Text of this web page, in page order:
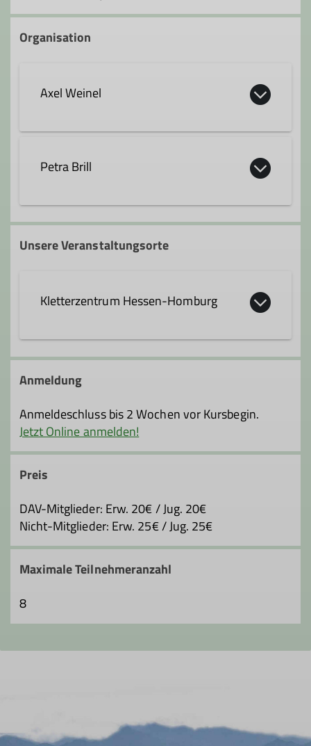
Organisation
Axel Weinel
Petra Brill
petra.brill@dav-hanau.de
Unsere Veranstaltungsorte
Kletterzentrum Hessen-Homburg
Curt-Möbius-Straße 1
63452 Hanau
Anmeldung
Anmeldeschluss bis 2 Wochen vor Kursbegin.
Jetzt Online anmelden!
Preis
DAV-Mitglieder: Erw. 20€ / Jug. 20€
Nicht-Mitglieder: Erw. 25€ / Jug. 25€
Maximale Teilnehmeranzahl
8